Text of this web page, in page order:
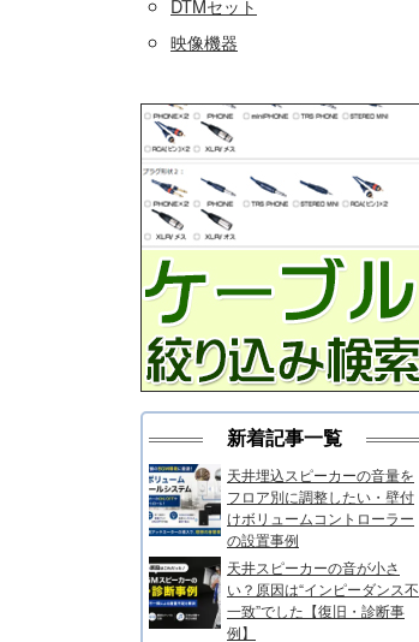
DTMセット
映像機器
新着記事一覧
天井埋込スピーカーの音量を
フロア別に調整したい・壁付
けボリュームコントローラー
の設置事例
天井スピーカーの音が小さ
い？原因は“インピーダンス不
一致”でした【復旧・診断事
例】